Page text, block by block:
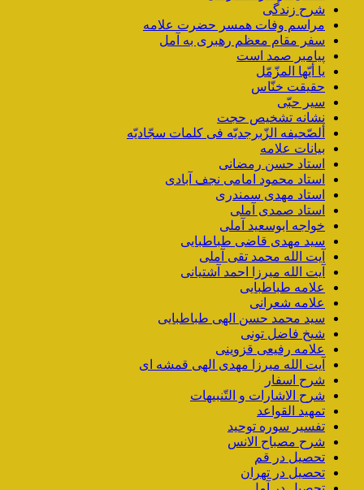
شرح زندگی
مراسم وفات همسر حضرت علامه
سفر مقام معظم رهبری به آمل
پیامبر صمد است
یا أیّها المزّمّل
حقیقت خنّاس
سیر حبّی
نشانه تشخیص حجت
ألصّحیفه الزّبرجدیّه فی کلمات سجّادیّه
بیانات علامه
استاد حسن رمضانی
استاد محمود امامی نجف آبادی
استاد مهدی سمندری
استاد صمدی آملی
خواجه ابوسعید آملی
سید مهدی قاضی طباطبایی
آیت الله محمد تقی آملی
آیت الله میرزا احمد آشتیانی
علامه طباطبایی
علامه شعرانی
سید محمد حسن الهی طباطبایی
شیخ فاضل تونی
علامه رفیعی قزوینی
آیت الله میرزا مهدی الهی قمشه ای
شرح اسفار
شرح الاشارات و التّنبیهات
تمهید القواعد
تفسیر سوره توحید
شرح مصباح الانس
تحصیل در قم
تحصیل در تهران